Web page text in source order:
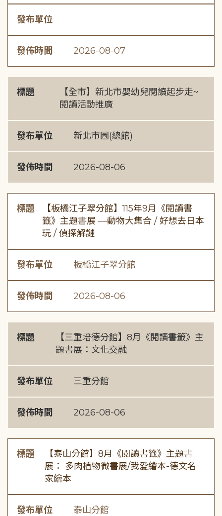
發布單位
發佈時間 2026-08-07
標題
【全市】新北市嬰幼兒閱讀起步走~
閱讀活動推廣
發布單位 新北市圖(總館)
發佈時間 2026-08-06
標題
【板橋江子翠分館】115年9月《閱讀書
籤》主題書展 —動物大集合 / 好想去日本
玩 / 偵探解謎
發布單位 板橋江子翠分館
發佈時間 2026-08-06
標題
【三重培德分館】8月《閱讀書籤》主
題書展：文化交融
發布單位 三重分館
發佈時間 2026-08-06
標題
【泰山分館】8月《閱讀書籤》主題書
展： 多肉植物微書展/我愛繪本-德文名
家繪本
發布單位 泰山分館